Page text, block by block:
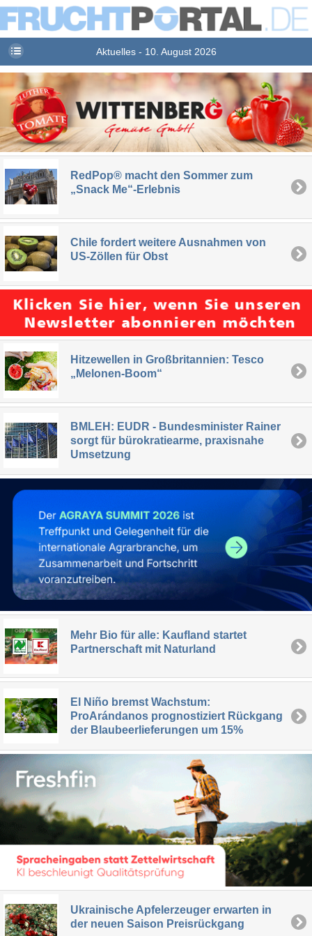
Aktuelles - 10. August 2026
RedPop® macht den Sommer zum
„Snack Me“-Erlebnis
Chile fordert weitere Ausnahmen von
US-Zöllen für Obst
Hitzewellen in Großbritannien: Tesco
„Melonen-Boom“
BMLEH: EUDR - Bundesminister Rainer
sorgt für bürokratiearme, praxisnahe
Umsetzung
Mehr Bio für alle: Kaufland startet
Partnerschaft mit Naturland
El Niño bremst Wachstum:
ProArándanos prognostiziert Rückgang
der Blaubeerlieferungen um 15%
Ukrainische Apfelerzeuger erwarten in
der neuen Saison Preisrückgang